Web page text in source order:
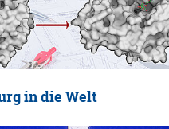
in die Welt